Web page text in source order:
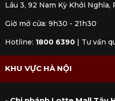
Lầu 3, 92 Nam Kỳ Khởi Nghĩa,
Giờ mở cửa: 9h30 - 21h30
Hotline: 1800 6390 | Tư vấn
KHU VỰC HÀ NỘI